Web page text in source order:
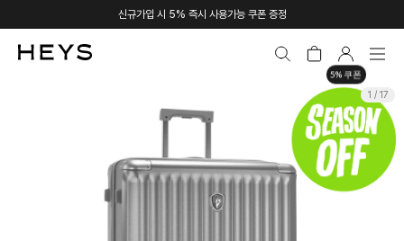
신규가입 시 5% 즉시 사용가능 쿠폰 증정
5% 쿠폰
1 / 17